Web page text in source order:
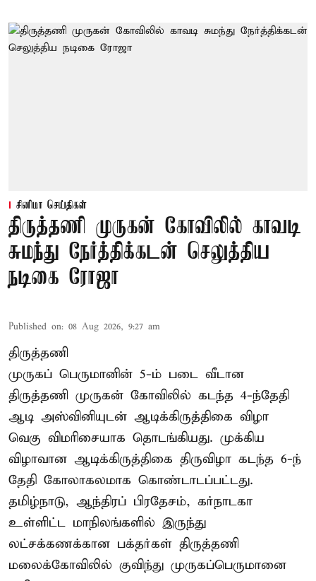
சினிமா செய்திகள்
திருத்தணி முருகன் கோவிலில் காவடி
சுமந்து நேர்த்திக்கடன் செலுத்திய
நடிகை ரோஜா
Published on: 08 Aug 2026, 9:27 am
திருத்தணி
முருகப் பெருமானின் 5-ம் படை வீடான
திருத்தணி முருகன் கோவிலில் கடந்த 4-ந்தேதி
ஆடி அஸ்வினியுடன் ஆடிக்கிருத்திகை விழா
வெகு விமரிசையாக தொடங்கியது. முக்கிய
விழாவான ஆடிக்கிருத்திகை திருவிழா கடந்த 6-ந்
தேதி கோலாகலமாக கொண்டாடப்பட்டது.
தமிழ்நாடு, ஆந்திரப் பிரதேசம், கர்நாடகா
உள்ளிட்ட மாநிலங்களில் இருந்து
லட்சக்கணக்கான பக்தர்கள் திருத்தணி
மலைக்கோவிலில் குவிந்து முருகப்பெருமானை